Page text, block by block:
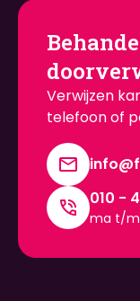
Verwijzen
telefoon of
010 -
ma t/m